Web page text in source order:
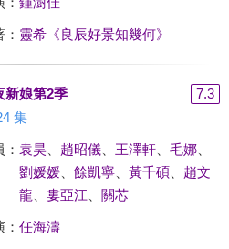
靈希《良辰好景知幾何》
新娘第2季
7.3
集
袁昊、 趙昭儀、 王澤軒、 毛娜、
劉媛媛、 餘凱寧、 黃千碩、 趙文
龍
婁亞江 關芯
任海濤